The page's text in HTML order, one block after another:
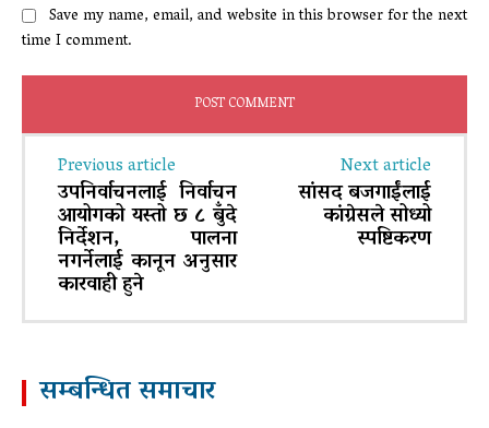
Save my name, email, and website in this browser for the next
time I comment.
Previous article
उपनिर्वाचनलाई निर्वाचन
आयोगको यस्तो छ ८ बुँदे
निर्देशन, पालना
नगर्नेलाई कानून अनुसार
कारवाही हुने
Next article
सांसद बजगाईंलाई
कांग्रेसले सोध्यो
स्पष्टिकरण
सम्बन्धित समाचार